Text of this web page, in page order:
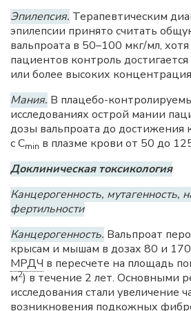
Эпилепсия. Терапевтическим
эпилепсии принято считать
вальпроата в 50–100 мкг/мл,
пациентов контроль
или более высоких
Мания. В плацебо-
исследованиях острой мании
дозы вальпроата до достижения
с Cmin в плазме крови от 50 до
Доклиническая токсикология
Канцерогенность, мутагенность,
фертильности
Канцерогенность. Вальпроат
крысам и мышам в дозах 80 и
МРДЧ в пересчете на площадь
м2) в течение 2 лет. Основными
исследования стали увеличение
возникновения подкожных